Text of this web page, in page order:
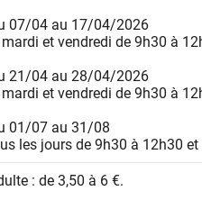
vue splendide sur le
la vue envoûtante sur la
immersion dans le passé
combats médiévaux
07/04 au 17/04/2026
mardi et vendredi de 9h30 à
21/04 au 28/04/2026
mardi et vendredi de 9h30 à
01/07 au 31/08
les jours de 9h30 à 12h30 et
: de 3,50 à 6 €.